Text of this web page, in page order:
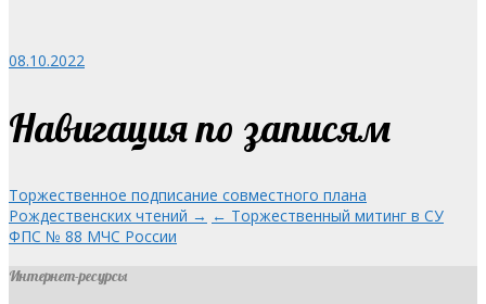
08.10.2022
Навигация по записям
Торжественное подписание совместного плана
Рождественских чтений → ← Торжественный митинг в СУ
ФПС № 88 МЧС России
Интернет-ресурсы